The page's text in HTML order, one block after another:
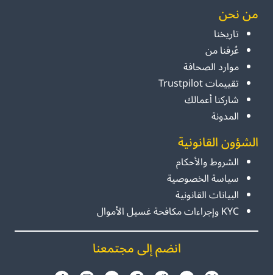
من نحن
تاريخنا
عُرفنا من
موارد الصحافة
تقييمات Trustpilot
شاركنا أعمالك
المدونة
الشؤون القانونية
الشروط والأحكام
سياسة الخصوصية
البيانات القانونية
KYC وإجراءات مكافحة غسيل الأموال
انضم إلى مجتمعنا